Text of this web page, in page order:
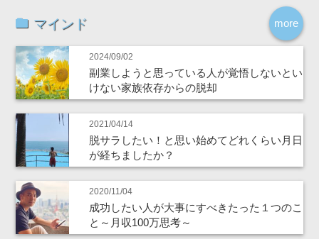
more
マインド
2024/09/02
副業しようと思っている人が覚悟しないとい
けない家族依存からの脱却
2021/04/14
脱サラしたい！と思い始めてどれくらい月日
が経ちましたか？
2020/11/04
成功したい人が大事にすべきたった１つのこ
と～月収100万思考～